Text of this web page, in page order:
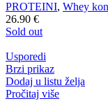
PROTEINI, Whey
26.90 €
Sold out
Usporedi
Brzi prikaz
Dodaj u listu želja
Pročitaj više